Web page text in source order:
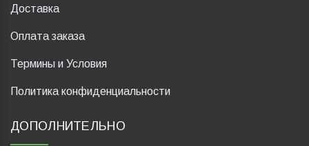
Доставка
Оплата заказа
Термины и Условия
Политика конфиденциальности
ДОПОЛНИТЕЛЬНО